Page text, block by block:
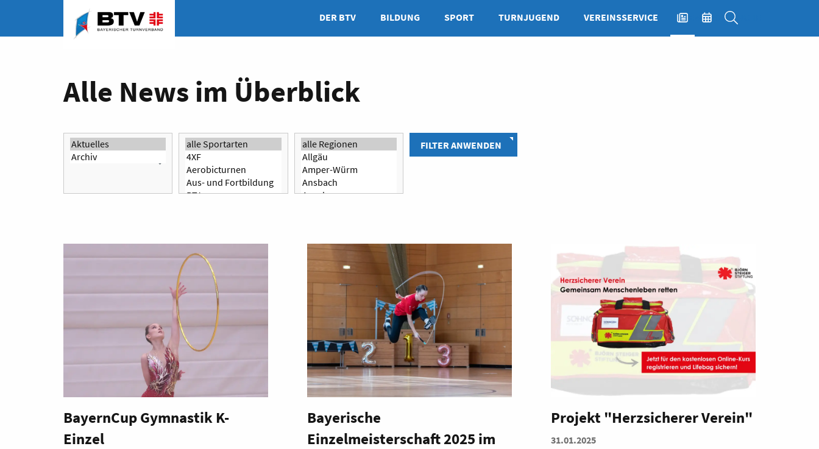
DER BTV BILDUNG SPORT TURNJUGEND VEREINSSERVICE NEWSEVENTSSUCHE
Alle News im Überblick
FILTER ANWENDEN
BayernCup Gymnastik K-
Einzel
Bayerische
Einzelmeisterschaft 2025 im
Projekt "Herzsicherer Verein"
31.01.2025